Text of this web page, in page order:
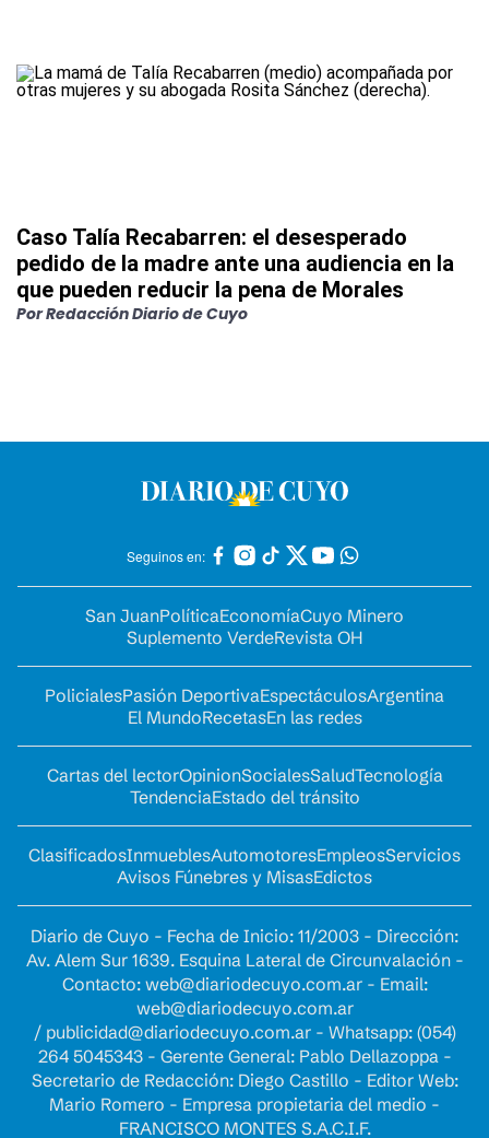
Caso Talía Recabarren: el desesperado
pedido de la madre ante una audiencia en la
que pueden reducir la pena de Morales
PorRedacción Diario de Cuyo
Seguinos en:
San JuanPolíticaEconomíaCuyo Minero
Suplemento VerdeRevista OH
PolicialesPasión DeportivaEspectáculosArgentina
El MundoRecetasEn las redes
Cartas del lectorOpinionSocialesSaludTecnología
TendenciaEstado del tránsito
ClasificadosInmueblesAutomotoresEmpleosServicios
Avisos Fúnebres y MisasEdictos
Diario de Cuyo - Fecha de Inicio: 11/2003 - Dirección:
Av. Alem Sur 1639. Esquina Lateral de Circunvalación -
Contacto: web@diariodecuyo.com.ar- Email:
web@diariodecuyo.com.ar
/ publicidad@diariodecuyo.com.ar- Whatsapp: (054)
264 5045343 - Gerente General: Pablo Dellazoppa -
Secretario de Redacción: Diego Castillo - Editor Web:
Mario Romero - Empresa propietaria del medio -
FRANCISCO MONTES S.A.C.I.F.